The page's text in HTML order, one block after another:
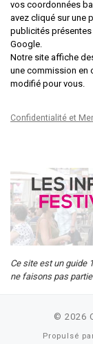
vos coordonnées
avez cliqué sur une
publicités
Google.
Notre site affiche
une commission en
modifié pour vous.
Confidentialité et
Ce site est un guide
ne faisons pas
© 2026
Propulsé